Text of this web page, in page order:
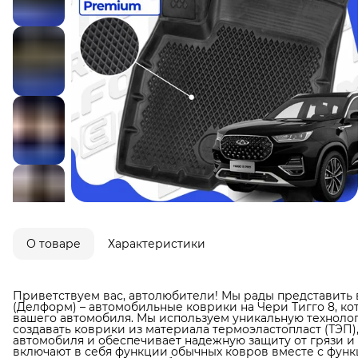
О товаре Характеристики
Приветствуем вас, автолюбители! Мы рады
(Делформ) – автомобильные коврики на Чери Тигго 8,
вашего автомобиля. Мы используем уникальную
создавать коврики из материала термоэластопласт
автомобиля и обеспечивает надежную защиту от грязи
включают в себя функции обычных ковров вместе с